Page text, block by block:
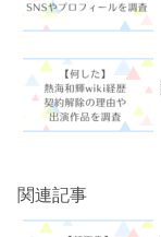
関連記事